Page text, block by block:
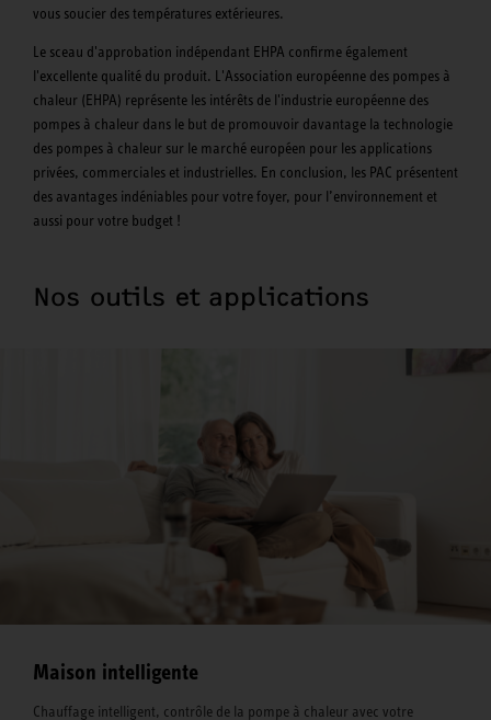
vous soucier des températures extérieures.
Le sceau d'approbation indépendant EHPA confirme également
l'excellente qualité du produit. L'Association européenne des pompes à
chaleur (EHPA) représente les intérêts de l'industrie européenne des
pompes à chaleur dans le but de promouvoir davantage la technologie
des pompes à chaleur sur le marché européen pour les applications
privées, commerciales et industrielles. En conclusion, les PAC présentent
des avantages indéniables pour votre foyer, pour l’environnement et
aussi pour votre budget !
Nos outils et applications
Maison intelligente
Chauffage intelligent, contrôle de la pompe à chaleur avec votre